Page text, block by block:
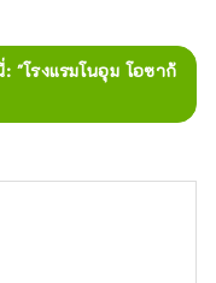
โรงแรมโนอุม โอซาก้